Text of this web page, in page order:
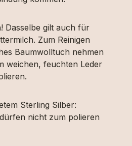
Dasselbe gilt auch für
Zum Reinigen
Baumwolltuch nehmen
weichen, feuchten Leder
Sterling Silber:
nicht zum polieren